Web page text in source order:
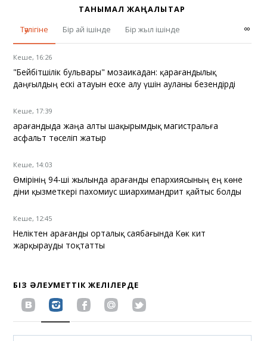
ТАНЫМАЛ ЖАҢАЛЫҚТАР
Тәулігіне
Бір ай ішінде Бір жыл ішінде ∞
Кеше, 16:26
"Бейбітшілік бульвары" мозаикадан: қарағандылық
даңғылдың ескі атауын еске алу үшін ауланы безендірді
Кеше, 17:39
Қарағандыда жаңа алты шақырымдық магистральға
асфальт төселіп жатыр
Кеше, 14:03
Өмірінің 94-ші жылында Қарағанды епархиясының ең көне
діни қызметкері пахомиус шиархимандрит қайтыс болды
Кеше, 12:45
Неліктен Қарағанды орталық саябағында Көк кит
жарқырауды тоқтатты
БІЗ ӘЛЕУМЕТТІК ЖЕЛІЛЕРДЕ